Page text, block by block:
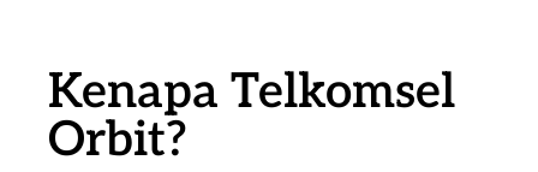
Kenapa Telkomsel
Orbit?